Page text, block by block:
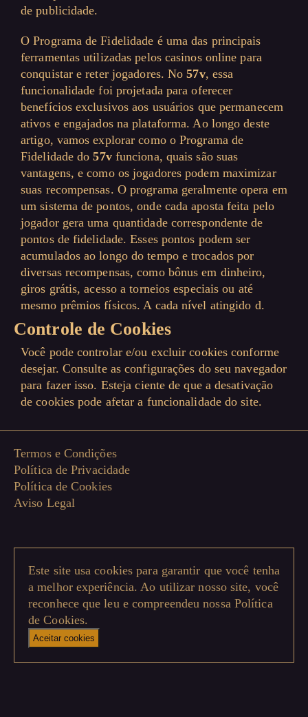
de publicidade.
O Programa de Fidelidade é uma das principais
ferramentas utilizadas pelos casinos online para
conquistar e reter jogadores. No57v, essa
funcionalidade foi projetada para oferecer
benefícios exclusivos aos usuários que permanecem
ativos e engajados na plataforma. Ao longo deste
artigo, vamos explorar como o Programa de
Fidelidade do57vfunciona, quais são suas
vantagens, e como os jogadores podem maximizar
suas recompensas. O programa geralmente opera em
um sistema de pontos, onde cada aposta feita pelo
jogador gera uma quantidade correspondente de
pontos de fidelidade. Esses pontos podem ser
acumulados ao longo do tempo e trocados por
diversas recompensas, como bônus em dinheiro,
giros grátis, acesso a torneios especiais ou até
mesmo prêmios físicos. A cada nível atingido d.
Controle de Cookies
Você pode controlar e/ou excluir cookies conforme
desejar. Consulte as configurações do seu navegador
para fazer isso. Esteja ciente de que a desativação
de cookies pode afetar a funcionalidade do site.
Termos e Condições
Política de Privacidade
Política de Cookies
Aviso Legal
Este site usa cookies para garantir que você tenha
a melhor experiência. Ao utilizar nosso site, você
reconhece que leu e compreendeu nossa Política
de Cookies.
Aceitar cookies